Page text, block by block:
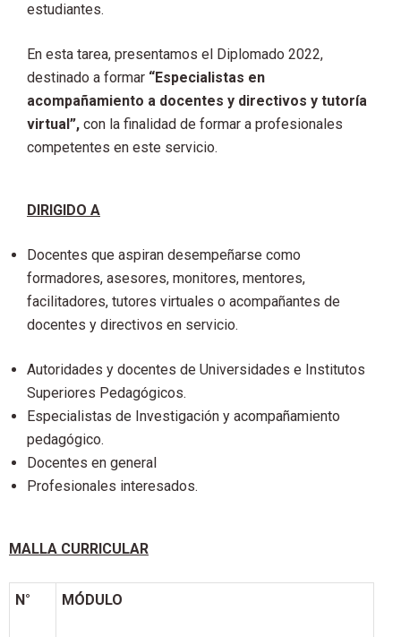
estudiantes.
En esta tarea, presentamos el Diplomado 2022,
destinado a formar “Especialistas en
acompañamiento a docentes y directivos y tutoría
virtual”, con la finalidad de formar a profesionales
competentes en este servicio.
DIRIGIDO A
Docentes que aspiran desempeñarse como
formadores, asesores, monitores, mentores,
facilitadores, tutores virtuales o acompañantes de
docentes y directivos en servicio.
Autoridades y docentes de Universidades e Institutos
Superiores Pedagógicos.
Especialistas de Investigación y acompañamiento
pedagógico.
Docentes en general
Profesionales interesados.
MALLA CURRICULAR
N° MÓDULO